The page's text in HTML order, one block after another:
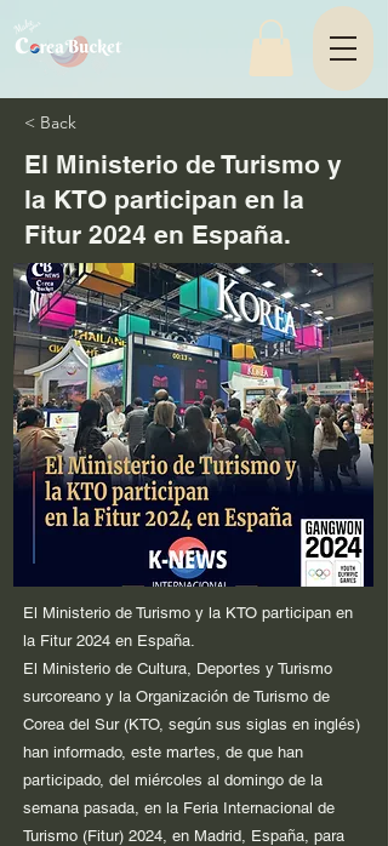
< Back
El Ministerio de Turismo y
la KTO participan en la
Fitur 2024 en España.
El Ministerio de Turismo y la KTO participan en
la Fitur 2024 en España.
El Ministerio de Cultura, Deportes y Turismo
surcoreano y la Organización de Turismo de
Corea del Sur (KTO, según sus siglas en inglés)
han informado, este martes, de que han
participado, del miércoles al domingo de la
semana pasada, en la Feria Internacional de
Turismo (Fitur) 2024, en Madrid, España, para